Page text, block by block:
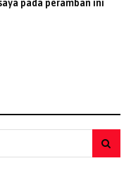
juga dapat
135 yang siap
layanan
pada peramban ini